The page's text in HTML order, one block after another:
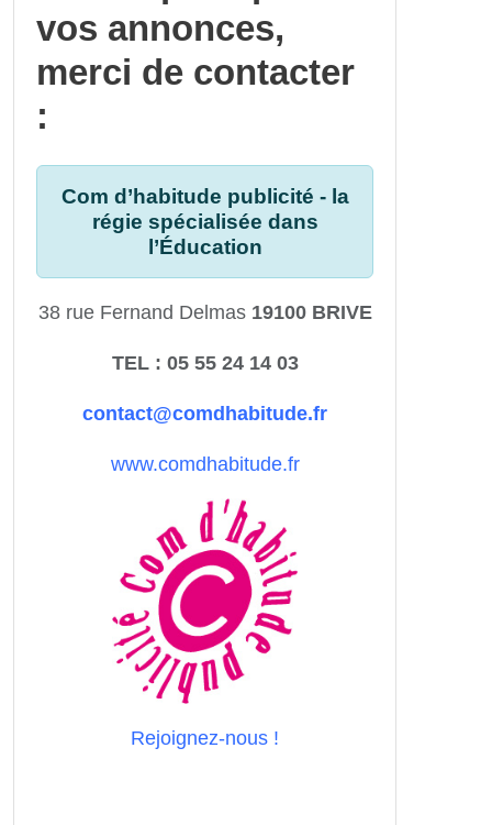
vos annonces,
merci de contacter
:
Com d’habitude publicité - la
régie spécialisée dans
l’Éducation
38 rue Fernand Delmas 19100 BRIVE
TEL : 05 55 24 14 03
contact@comdhabitude.fr
www.comdhabitude.fr
Rejoignez-nous !